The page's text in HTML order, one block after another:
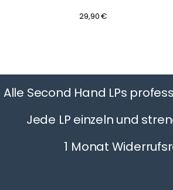
29,90 €
Alle Second Hand LPs
Jede LP einzeln und
1 Monat